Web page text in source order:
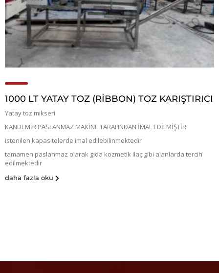
1000 LT YATAY TOZ (RİBBON) TOZ KARIŞTIRICI
Yatay toz mikseri
KANDEMİR PASLANMAZ MAKİNE TARAFINDAN İMAL EDİLMİŞTİR
istenilen kapasitelerde imal edilebilinmektedir
tamamen paslanmaz olarak gıda kozmetik ilaç gibi alanlarda tercih
edilmektedir
daha fazla oku